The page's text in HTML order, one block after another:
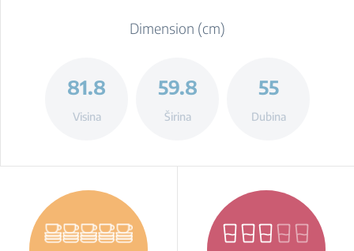
Dimension (cm)
81.8
Visina
59.8
Širina
55
Dubina